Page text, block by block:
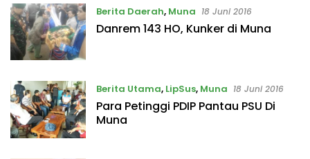
Berita Daerah, Muna 18 Juni 2016
Danrem 143 HO, Kunker di Muna
Berita Utama, LipSus, Muna 18 Juni 2016
Para Petinggi PDIP Pantau PSU Di
Muna